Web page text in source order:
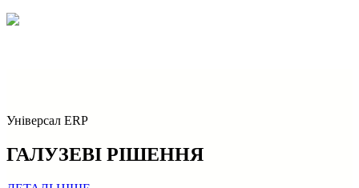
Універсал ERP
ГАЛУЗЕВІ РІШЕННЯ